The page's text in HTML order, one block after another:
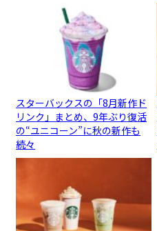
スターバックスの「8月新作ド
リンク」まとめ、9年ぶり復活
の“ユニコーン”に秋の新作も
続々